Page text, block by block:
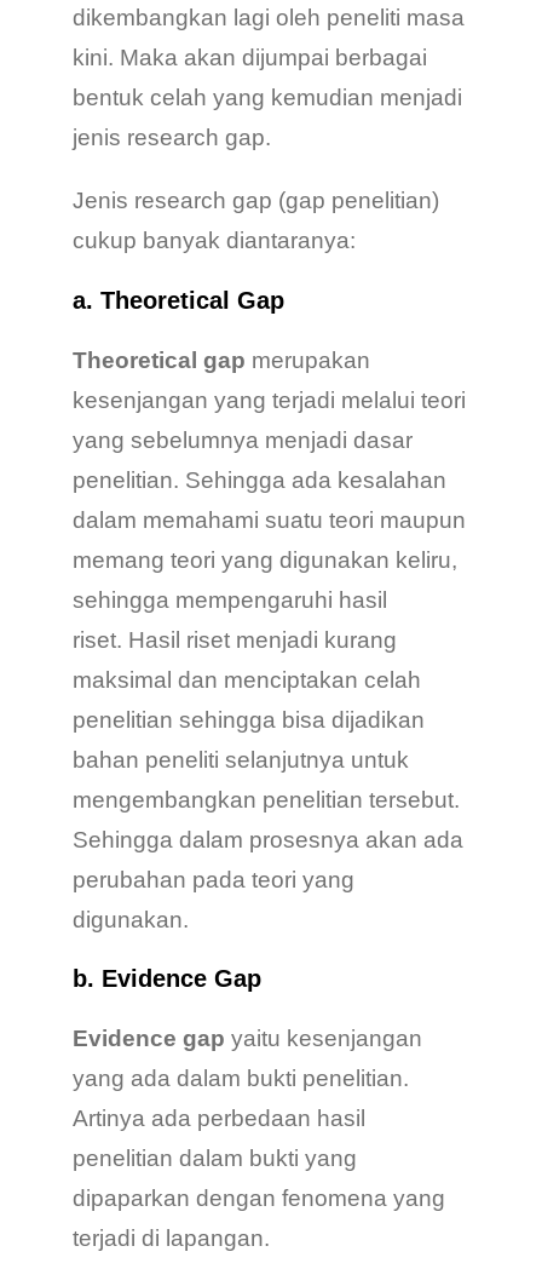
dikembangkan lagi oleh peneliti masa
kini. Maka akan dijumpai berbagai
bentuk celah yang kemudian menjadi
jenis research gap.
Jenis research gap (gap penelitian)
cukup banyak diantaranya:
a. Theoretical Gap
Theoretical gap merupakan
kesenjangan yang terjadi melalui teori
yang sebelumnya menjadi dasar
penelitian. Sehingga ada kesalahan
dalam memahami suatu teori maupun
memang teori yang digunakan keliru,
sehingga mempengaruhi hasil
riset. Hasil riset menjadi kurang
maksimal dan menciptakan celah
penelitian sehingga bisa dijadikan
bahan peneliti selanjutnya untuk
mengembangkan penelitian tersebut.
Sehingga dalam prosesnya akan ada
perubahan pada teori yang
digunakan.
b. Evidence Gap
Evidence gap yaitu kesenjangan
yang ada dalam bukti penelitian.
Artinya ada perbedaan hasil
penelitian dalam bukti yang
dipaparkan dengan fenomena yang
terjadi di lapangan.